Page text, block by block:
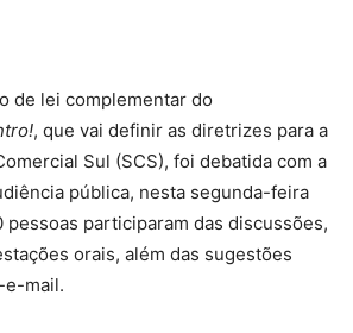
de lei complementar do
, que vai definir as diretrizes para a
Sul (SCS), foi debatida com a
pública, nesta segunda-feira
pessoas participaram das discussões,
orais, além das sugestões
e-mail.